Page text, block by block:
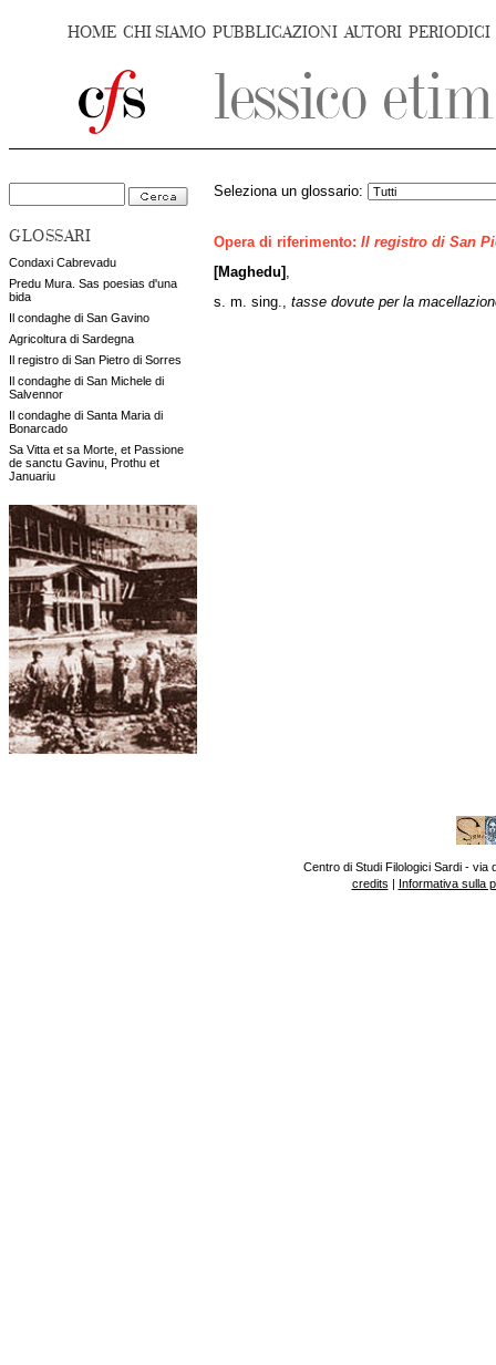
HOME CHI SIAMO PUBBLICAZIONI AUTORI PERIODICI
GLOSSARI
Condaxi Cabrevadu
Predu Mura. Sas poesias d'una
bida
Il condaghe di San Gavino
Agricoltura di Sardegna
Il registro di San Pietro di Sorres
Il condaghe di San Michele di
Salvennor
Il condaghe di Santa Maria di
Bonarcado
Sa Vitta et sa Morte, et Passione
de sanctu Gavinu, Prothu et
Januariu
Seleziona un glossario:
Opera di riferimento: Il registro di San
[Maghedu]
s. m. sing., tasse dovute per la
Centro di Studi Filologici Sardi - via
credits | Informativa sulla